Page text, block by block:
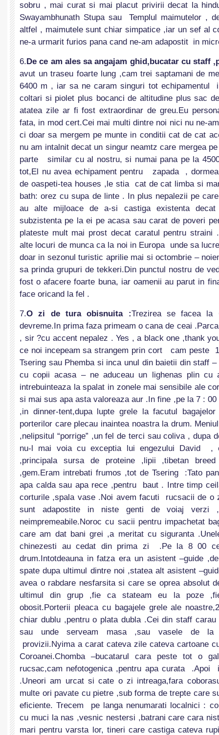
sobru , mai curat si mai placut privirii decat la
Swayambhunath Stupa sau Templul maimutelor ,
altfel , maimutele sunt chiar simpatice ,iar un sef al
ne-a urmarit furios pana cand ne-am adapostit in
6.De ce am ales sa angajam ghid,bucatar cu staff
avut un traseu foarte lung ,cam trei saptamani de
6400 m , iar sa ne caram singuri tot echipamentul
coltari si piolet plus bocanci de altitudine plus sac
atatea zile ar fi fost extraordinar de greu.Eu
fata, in mod cert.Cei mai multi dintre noi nici nu ne-
ci doar sa mergem pe munte in conditii cat de cat
nu am intalnit decat un singur neamtz care mergea
parte similar cu al nostru, si numai pana pe la
tot,El nu avea echipament pentru zapada ,
de oaspeti-tea houses ,le stia cat de cat limba si
bath: orez cu supa de linte . In plus nepalezii pe
au alte mijloace de a-si castiga existenta decat
subzistenta pe la ei pe acasa sau carat de poveri
plateste mult mai prost decat caratul pentru straini
alte locuri de munca ca la noi in Europa unde sa
doar in sezonul turistic aprilie mai si octombrie –
sa prinda grupuri de tekkeri.Din punctul nostru de
fost o afacere foarte buna, iar oamenii au parut in
face oricand la fel .
7.O zi de tura obisnuita :Trezirea se facea
devreme.In prima faza primeam o cana de ceai
, sir ?cu accent nepalez . Yes , a black one ,thank
ce noi incepeam sa strangem prin cort cam peste
Tsering sau Phemba si inca unul din baietii din staff
cu copii acasa – ne aduceau un lighenas plin cu
intrebuinteaza la spalat in zonele mai sensibile ale
si mai sus apa asta valoreaza aur .In fine ,pe la 7 :
,in dinner-tent,dupa lupte grele la facutul
porterilor care plecau inaintea noastra la drum.
,nelipsitul “porrige” ,un fel de terci sau coliva , dupa
nu-l mai voia cu exceptia lui engezului David ,
,principala sursa de proteine ,lipii ,tibetan
,gem.Eram intrebati frumos ,tot de Tsering :Tato
apa calda sau apa rece ,pentru baut . Intre timp
corturile ,spala vase .Noi avem facuti rucsacii de o
sunt adapostite in niste genti de voiaj verzi
neimpremeabile.Noroc cu sacii pentru impachetat
care am dat bani grei ,a meritat cu siguranta
chinezesti au cedat din prima zi .Pe la 8 00
drum.Intotdeauna in fatza era un asistent –guide
spate dupa ultimul dintre noi ,statea alt asistent
avea o rabdare nesfarsita si care se oprea absolut
ultimul din grup ,fie ca stateam eu la poze
obosit.Porterii pleaca cu bagajele grele ale
chiar dublu ,pentru o plata dubla .Cei din staff
sau unde serveam masa ,sau vasele de la
provizii.Nyima a carat cateva zile cateva cartoane
Coroanei.Chomba –bucatarul cara peste tot o
rucsac,cam nefotogenica ,pentru apa curata .Apoi
.Uneori am urcat si cate o zi intreaga,fara
multe ori pavate cu pietre ,sub forma de trepte care
eficiente. Trecem pe langa nenumarati localnici :
cu muci la nas ,vesnic nestersi ,batrani care cara
mari pentru varsta lor, tineri care castiga cateva